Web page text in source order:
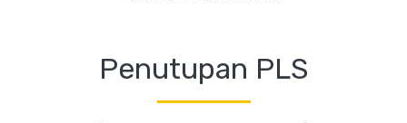
Penutupan PLS